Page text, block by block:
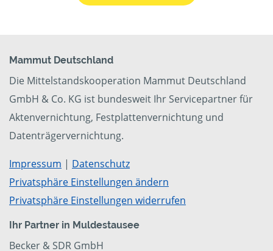
Mammut Deutschland
Die Mittelstandskooperation Mammut Deutschland
GmbH & Co. KG ist bundesweit Ihr Servicepartner für
Aktenvernichtung, Festplattenvernichtung und
Datenträgervernichtung.
Impressum | Datenschutz
Privatsphäre Einstellungen ändern
Privatsphäre Einstellungen widerrufen
Ihr Partner in Muldestausee
Becker & SDR GmbH